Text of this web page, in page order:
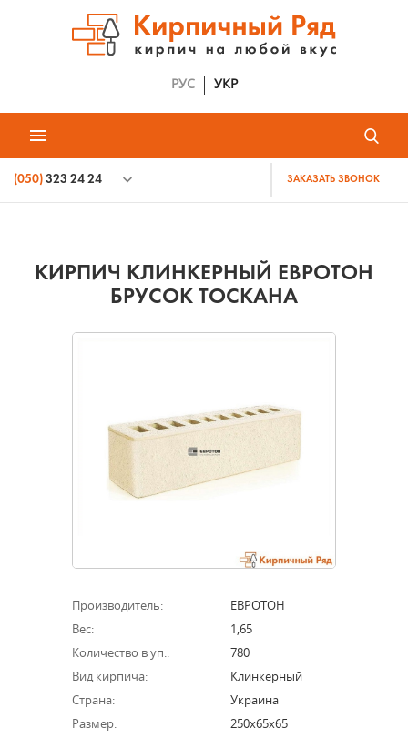
РУС УКР
(050) 323 24 24 ЗАКАЗАТЬ ЗВОНОК
КИРПИЧ КЛИНКЕРНЫЙ ЕВРОТОН
БРУСОК ТОСКАНА
Производитель:
ЕВРОТОН
Вес:
1,65
Количество в уп.:
780
Вид кирпича:
Клинкерный
Страна:
Украина
Размер:
250х65х65